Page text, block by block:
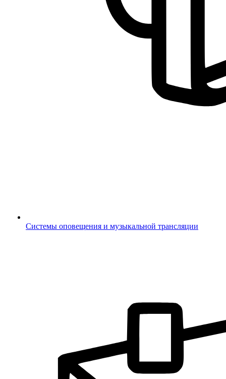
Системы оповещения и музыкальной трансляции